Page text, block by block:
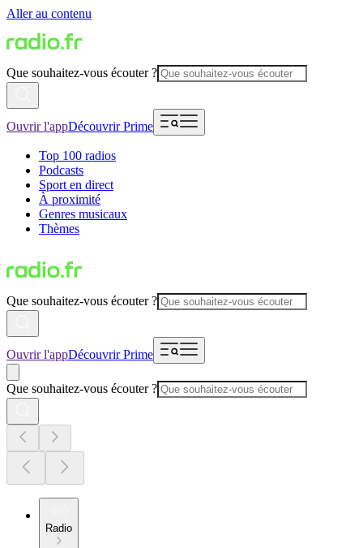
Aller au contenu
Que souhaitez-vous écouter ?
Ouvrir l'appDécouvrir Prime
Top 100 radios
Podcasts
Sport en direct
À proximité
Genres musicaux
Thèmes
Que souhaitez-vous écouter ?
Ouvrir l'appDécouvrir Prime
Que souhaitez-vous écouter ?
Radio